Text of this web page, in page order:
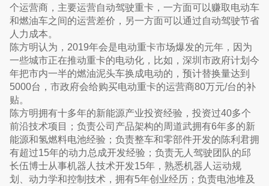
个运营商，主要运营自动驾驶重卡，一方面可以赚取电动车
和燃油车之间的运营差价，另一方面可以通过自动驾驶节省
人力成本。
陈方明认为，2019年会是电动重卡市场爆发的元年，因为
一些城市正在推动重卡的电动化，比如，深圳市政府计划今
年把市内一半的燃油泥头车换成电动的，预计替换量达到
5000台，市政府会给购买电动重卡的运营商80万元/台的补
贴。
陈方明拥有十多年的新能源产业投资经验，投资过40多个
前沿技术项目；负责公司产品架构的周道武拥有6年多的新
能源和氢燃料电池经验；负责整车和零部件开发的陈利君拥
有超过15年的动力总成开发经验；负责无人驾驶团队的邱
长伍博士从事机器人技术开发15年，熟悉机器人运动规
划、动力学和控制技术，拥有5年创业经历；负责电池堆及